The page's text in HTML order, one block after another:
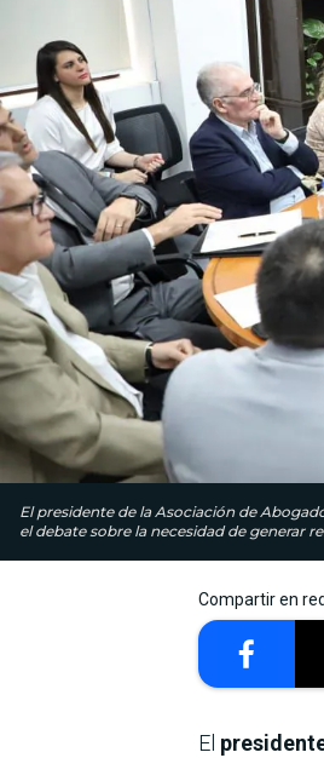
El presidente de la Asociación de
el debate sobre la necesidad de generar
Compartir en
El